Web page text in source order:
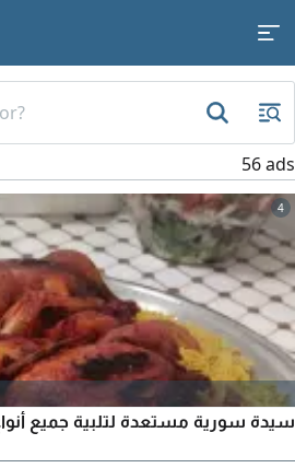
56 ads
4
سيدة سورية مستعدة لتلبية جميع